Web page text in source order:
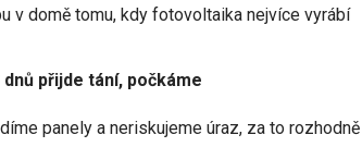
v domě tomu, kdy fotovoltaika nejvíce vyrábí
dnů přijde tání, počkáme
panely a neriskujeme úraz, za to